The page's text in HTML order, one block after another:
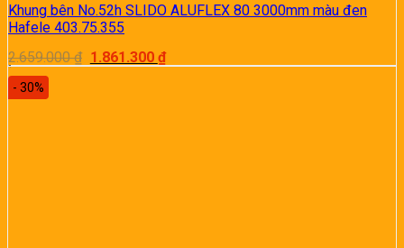
Khung bên No.52h SLIDO ALUFLEX 80 3000mm màu đen
Hafele 403.75.355
2.659.000₫ Giá
gốc
1.861.300 ₫Giá
hiện
- 30%